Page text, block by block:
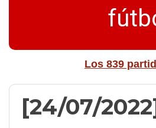
Los 839
[24/07/